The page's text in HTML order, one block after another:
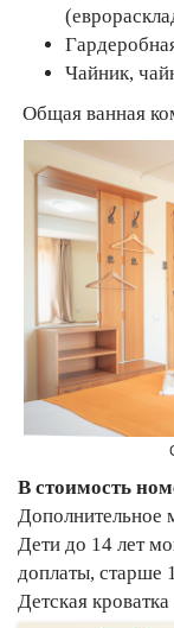
Чайник,
Общая ванная
В стоимость
Дополнительное
Дети до 14 лет
доплаты, старше
Детская